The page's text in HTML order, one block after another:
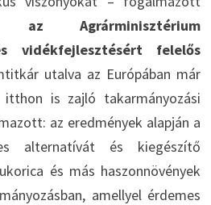
Agrárminisztérium
vidékfejlesztésért felelős
utalva az Európában már
is zajló takarmányozási
az eredmények alapján a
alternatívát és kiegészítő
és más haszonnövények
amellyel érdemes